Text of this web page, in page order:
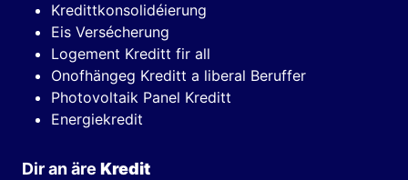
Kredittkonsolidéierung
Eis Versécherung
Logement Kreditt fir all
Onofhängeg Kreditt a liberal Beruffer
Photovoltaik Panel Kreditt
Energiekredit
Dir an äre Kredit